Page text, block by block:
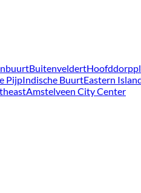
Buitenveldert
PijpIndische BuurtEastern
Amstelveen City Center